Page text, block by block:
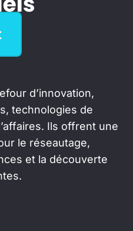
d’innovation,
technologies de
Ils offrent une
le réseautage,
et la découverte